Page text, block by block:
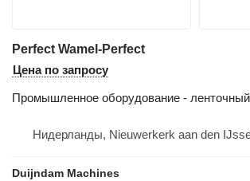
Perfect Wamel-Perfect
Цена по запросу
Промышленное оборудование -
Нидерланды, Nieuwerkerk aan den
Duijndam Machines